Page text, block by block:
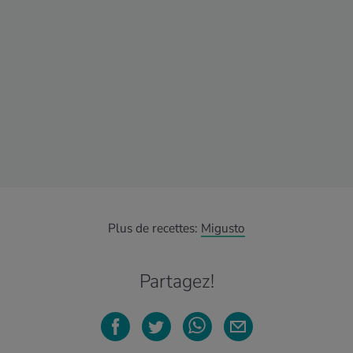
Plus de recettes: Migusto
Partagez!